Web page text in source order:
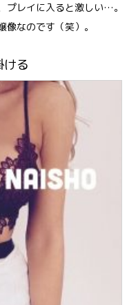
プレイに入ると激しい…。
なのです（笑）。
る